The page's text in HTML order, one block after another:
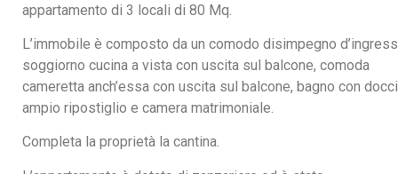
appartamento di 3 locali di 80 Mq.
L’immobile è composto da un comodo disimpegno
soggiorno cucina a vista con uscita sul balcone, comoda
cameretta anch’essa con uscita sul balcone, bagno con
ampio ripostiglio e camera matrimoniale.
Completa la proprietà la cantina.